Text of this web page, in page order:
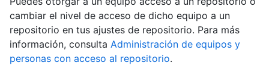
cambiar el nivel de acceso de dicho equipo a un
repositorio en tus ajustes de repositorio. Para más
información, consulta Administración de equipos y
personas con acceso al repositorio.